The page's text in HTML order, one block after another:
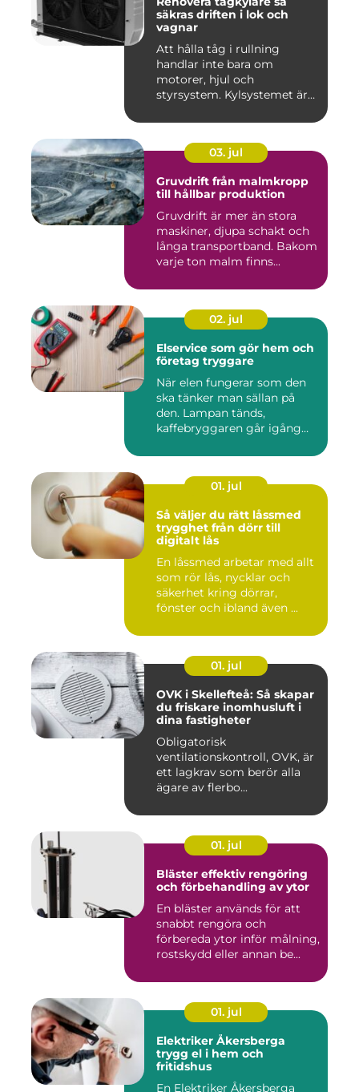
säkras driften i lok och
vagnar
Att hålla tåg i rullning
handlar inte bara om
motorer, hjul och
styrsystem. Kylsystemet är
03. jul
Gruvdrift från malmkropp
till hållbar produktion
Gruvdrift är mer än stora
maskiner, djupa schakt och
långa transportband. Bakom
varje ton malm finns...
02. jul
Elservice som gör hem och
företag tryggare
När elen fungerar som den
ska tänker man sällan på
den. Lampan tänds,
kaffebryggaren går igång
01. jul
Så väljer du rätt låssmed
trygghet från dörr till
digitalt lås
En låssmed arbetar med allt
som rör lås, nycklar och
säkerhet kring dörrar,
fönster och ibland även ...
01. jul
OVK i Skellefteå: Så skapar
du friskare inomhusluft i
dina fastigheter
Obligatorisk
ventilationskontroll, OVK, är
ett lagkrav som berör alla
ägare av flerbo...
01. jul
Bläster effektiv rengöring
och förbehandling av ytor
En bläster används för att
snabbt rengöra och
förbereda ytor inför målning,
rostskydd eller annan be...
01. jul
Elektriker Åkersberga
trygg el i hem och
fritidshus
En Elektriker Åkersberga